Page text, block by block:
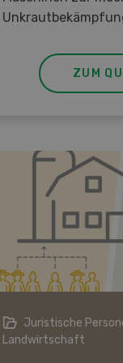
ZUM
Juristische
Landwirtschaft